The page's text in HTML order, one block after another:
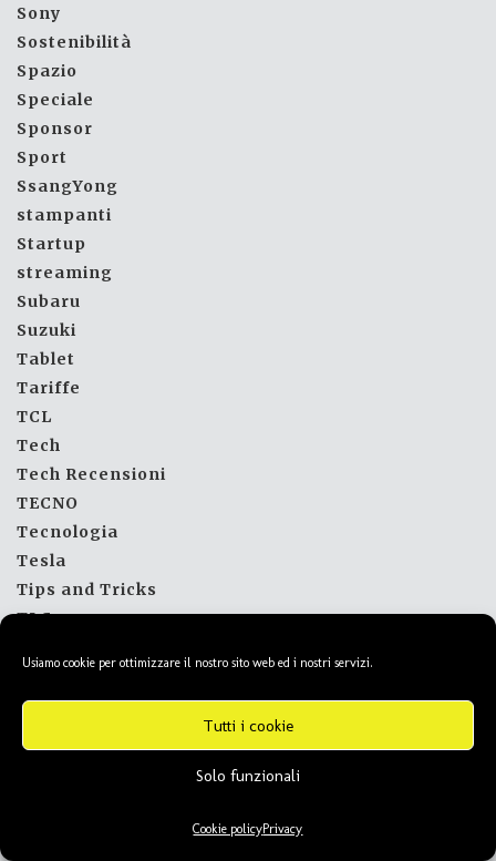
Usiamo cookie per ottimizzare il nostro sito web ed i nostri servizi.
Tutti i cookie
Solo funzionali
Cookie policyPrivacy
Sony
Sostenibilità
Spazio
Speciale
Sponsor
Sport
SsangYong
stampanti
Startup
streaming
Subaru
Suzuki
Tablet
Tariffe
TCL
Tech
Tech Recensioni
TECNO
Tecnologia
Tesla
Tips and Tricks
TLC
Tutorial